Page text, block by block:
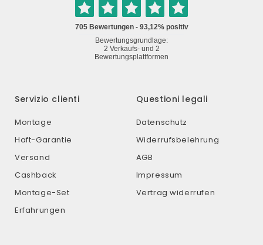
Servizio clienti
Montage
Haft-Garantie
Versand
Cashback
Montage-Set
Erfahrungen
Questioni legali
Datenschutz
Widerrufsbelehrung
AGB
Impressum
Vertrag widerrufen